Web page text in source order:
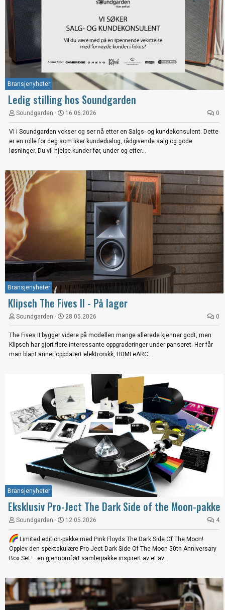
Bransjenyheter
Ledig stilling hos Soundgarden
Soundgarden 16.06.2026 0
Vi i Soundgarden vokser og ser nå etter en Salgs- og kundekonsulent. Dette
er en rolle for deg som liker kundedialog, rådgivende salg og gode
løsninger. Du vil hjelpe kunder før, under og etter...
Bransjenyheter
Klipsch The Fives II - På lager
Soundgarden 28.05.2026 0
The Fives II bygger videre på modellen mange allerede kjenner godt, men
Klipsch har gjort flere interessante oppgraderinger under panseret. Her får
man blant annet oppdatert elektronikk, HDMI eARC...
Bransjenyheter
Eksklusiv Pro-Ject The Dark Side of the Moon-pakke
Soundgarden 12.05.2026 4
Limited edition-pakke med Pink Floyds The Dark Side Of The Moon!
Opplev den spektakulære Pro-Ject Dark Side Of The Moon 50th Anniversary
Box Set – en gjennomført samlerpakke inspirert av et av...